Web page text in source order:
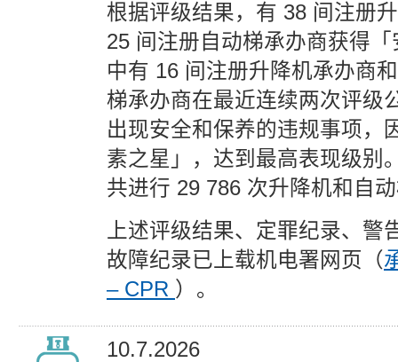
根据评级结果，有 38 间注册
25 间注册自动梯承办商获得
中有 16 间注册升降机承办商
梯承办商在最近连续两次评级
出现安全和保养的违规事项，
素之星」，达到最高表现级别
共进行 29 786 次升降机和自
上述评级结果、定罪纪录、警
故障纪录已上载机电署网页（
– CPR ）。
10.7.2026